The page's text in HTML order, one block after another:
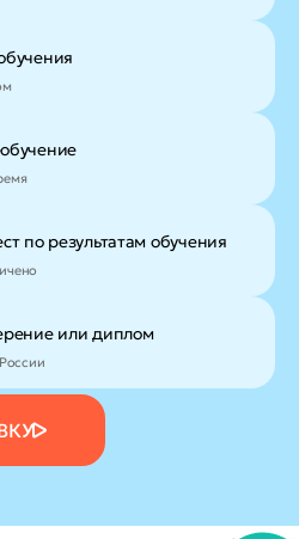
по результатам обучения
или диплом